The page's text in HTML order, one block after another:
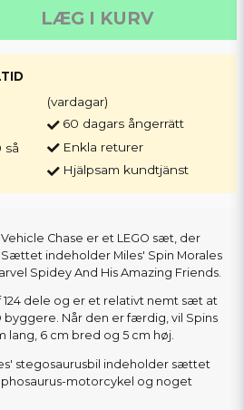
LÆG I KURV
så
(vardagar)
60 dagars ångerrätt
Enkla returer
Hjälpsam kundtjänst
Chase er et LEGO sæt, der
Sættet indeholder Miles' Spin Morales
Spidey And His Amazing Friends.
124 dele og er et relativt nemt sæt at
byggere. Når den er færdig, vil Spins
lang, 6 cm bred og 5 cm høj.
stegosaurusbil indeholder sættet
motorcykel og noget